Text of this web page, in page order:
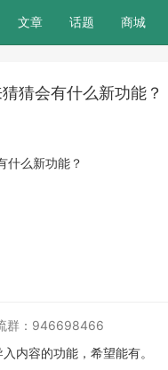
文章 话题 商城
猜会有什么新功能？
什么新功能？
群：946698466
内容的功能，希望能有。